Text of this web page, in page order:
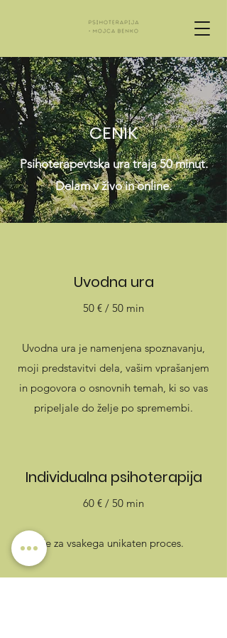
CENIK
Psihoterapevtska ura traja 50 minut.
Delam v živo in online.
Uvodna ura
50 € / 50 min
Uvodna ura je namenjena spoznavanju,
moji predstavitvi dela, vašim vprašanjem
in pogovora o osnovnih temah, ki so vas
pripeljale do želje po spremembi.
Individualna psihoterapija
60 € / 50 min
Je za vsakega unikaten proces.